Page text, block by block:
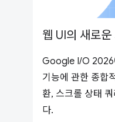
웹 UI의 새로운
Google I/O 2026
기능에 관한 종합
환, 스크롤 상태
다.